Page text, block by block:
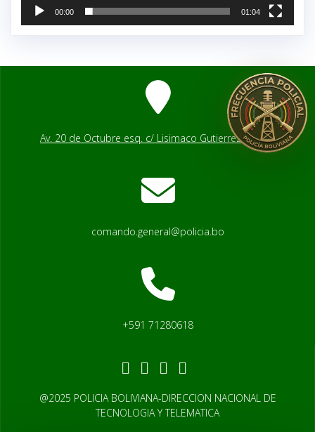
00:00 01:04
Av. 20 de Octubre esq. c/ Lisimaco Gutierrez # 2541
comando.general@policia.bo
+591 71280618
@2025 POLICIA BOLIVIANA-DIRECCION NACIONAL DE
TECNOLOGIA Y TELEMATICA